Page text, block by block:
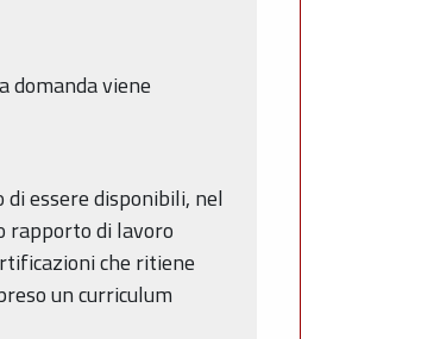
domanda viene
essere disponibili, nel
rapporto di lavoro
che ritiene
un curriculum